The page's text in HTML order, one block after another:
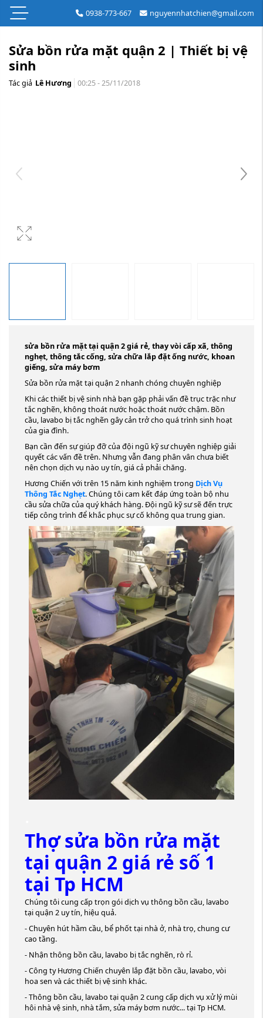
0938-773-667 nguyennhatchien@gmail.com
Sửa bồn rửa mặt quận 2 | Thiết bị vệ
sinh
Tác giả Lê Hương 00:25 - 25/11/2018
sửa bồn rửa mặt tại quận 2 giá rẻ, thay vòi cấp xã, thông
nghẹt, thông tắc cống, sửa chữa lắp đặt ống nước, khoan
giếng, sửa máy bơm
Sửa bồn rửa mặt tại quận 2 nhanh chóng chuyên nghiệp
Khi các thiết bị vệ sinh nhà bạn gặp phải vấn đề trục trặc như
tắc nghẽn, không thoát nước hoặc thoát nước chậm. Bồn
cầu, lavabo bị tắc nghẽn gây cản trở cho quá trình sinh hoạt
của gia đình.
Bạn cần đến sự giúp đỡ của đội ngũ kỹ sư chuyên nghiệp giải
quyết các vấn đề trên. Nhưng vẫn đang phân vân chưa biết
nên chọn dịch vụ nào uy tín, giá cả phải chăng.
Hương Chiến với trên 15 năm kinh nghiệm trong Dịch Vụ
Thông Tắc Nghẹt. Chúng tôi cam kết đáp ứng toàn bộ nhu
cầu sửa chữa của quý khách hàng. Đội ngũ kỹ sư sẽ đến trực
tiếp công trình để khắc phục sự cố không qua trung gian.
Thợ sửa bồn rửa mặt
tại quận 2 giá rẻ số 1
tại Tp HCM
Chúng tôi cung cấp trọn gói dịch vụ thông bồn cầu, lavabo
tại quận 2 uy tín, hiệu quả.
- Chuyên hút hầm cầu, bể phốt tại nhà ở, nhà trọ, chung cư
cao tầng.
- Nhận thông bồn cầu, lavabo bị tắc nghẽn, rò rỉ.
- Công ty Hương Chiến chuyên lắp đặt bồn cầu, lavabo, vòi
hoa sen và các thiết bị vệ sinh khác.
- Thông bồn cầu, lavabo tại quận 2 cung cấp dịch vụ xử lý mùi
hôi nhà vệ sinh, nhà tắm, sửa máy bơm nước... tại Tp HCM.